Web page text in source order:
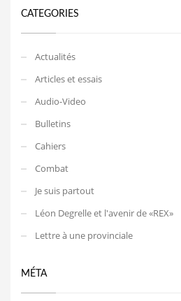
CATEGORIES
Actualités
Articles et essais
Audio-Video
Bulletins
Cahiers
Combat
Je suis partout
Léon Degrelle et l'avenir de «REX»
Lettre à une provinciale
MÉTA